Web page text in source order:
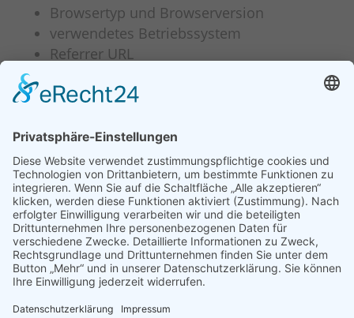
Browsertyp und Browserversion
verwendetes Betriebssystem
Referrer URL
Uhrzeit der Serveranfrage
Eine Zusammenführung dieser Daten mit
anderen Datenquellen wird nicht
vorgenommen.
Die Erfassung dieser Daten erfolgt auf
Grundlage von Art. 6 Abs. 1 lit. f DSGVO.
Der Websitebetreiber hat ein berechtigtes
Interesse an der technisch fehlerfreien
Darstellung und der Optimierung seiner
Website – hierzu müssen die Server-Log-